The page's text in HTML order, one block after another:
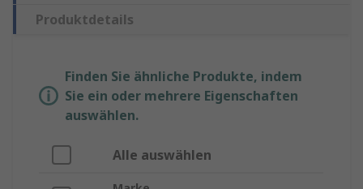
Produktdetails
Finden Sie ähnliche Produkte, indem
Sie ein oder mehrere Eigenschaften
auswählen.
Alle auswählen